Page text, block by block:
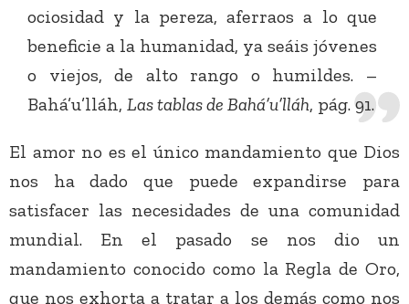
ociosidad y la pereza, aferraos a lo que
beneficie a la humanidad, ya seáis jóvenes
o viejos, de alto rango o humildes. –
Bahá’u’lláh, Las tablas de Bahá’u’lláh, pág. 91.
El amor no es el único mandamiento que Dios
nos ha dado que puede expandirse para
satisfacer las necesidades de una comunidad
mundial. En el pasado se nos dio un
mandamiento conocido como la Regla de Oro,
que nos exhorta a tratar a los demás como nos